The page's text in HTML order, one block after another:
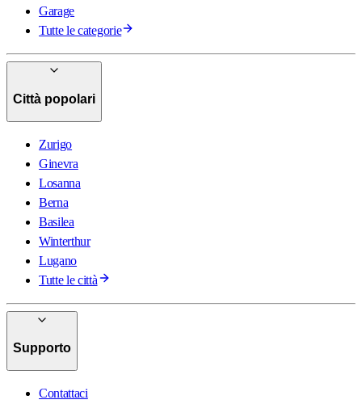
Garage
Tutte le categorie
Città popolari
Zurigo
Ginevra
Losanna
Berna
Basilea
Winterthur
Lugano
Tutte le città
Supporto
Contattaci